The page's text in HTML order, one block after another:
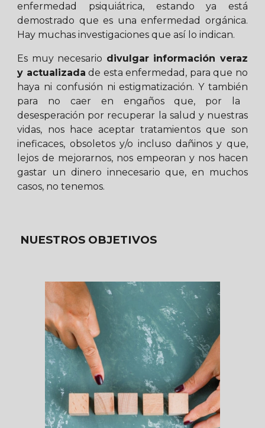
enfermedad psiquiátrica, estandoya está
demostrado que es una enfermedad orgánica.
Hay muchas investigaciones que así lo indican.
Es muy necesario divulgar información veraz
y actualizada de esta enfermedad, para que no
haya ni confusión ni estigmatización. Y también
para no caer en engaños que, por la
desesperación por recuperar la salud y nuestras
vidas, nos hace aceptar tratamientos que son
ineficaces, obsoletos y/o incluso dañinos y que,
lejos de mejorarnos, nos empeoran y nos hacen
gastar un dinero innecesario que, en muchos
casos, no tenemos.
NUESTROS OBJETIVOS